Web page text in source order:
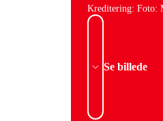
Kreditering: Foto:
Se billede